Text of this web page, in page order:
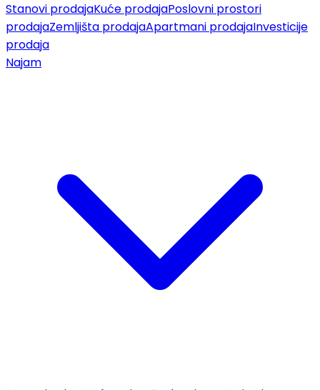
Stanovi prodajaKuće prodajaPoslovni prostori
prodajaZemljišta prodajaApartmani prodajaInvesticije
prodaja
Najam